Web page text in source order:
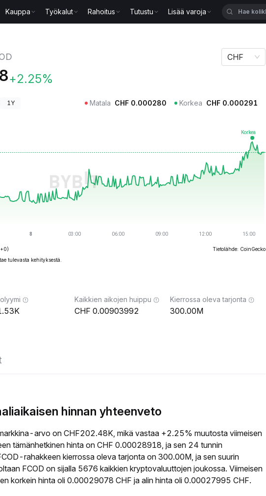
Kauppa Työkalut Rahoitus Tutustu Lisää varoja
+2.25%
CHF
1Y Matala CHF 0.000280 Korkea CHF 0.000291
Tietolähde: CoinGecko
tulevasta kehityksestä.
Kaikkien aikojen huippu
0.00903992
Kierrossa oleva tarjonta
300.00M
hinnan yhteenveto
arvo on CHF202.48K, mikä vastaa +2.25% muutosta viimeisen
tämänhetkinen hinta on CHF 0.00028918, ja sen 24 tunnin
rahakkeen kierrossa oleva tarjonta on 300.00M, ja sen suurin
FCOD on sijalla 5676 kaikkien kryptovaluuttojen joukossa. Viimeisen
korkein hinta oli 0.00029078 CHF ja alin hinta oli 0.00027995 CHF.